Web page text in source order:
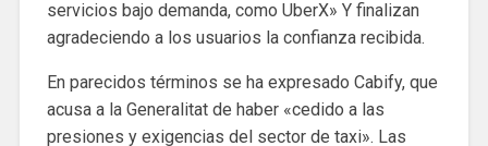
servicios bajo demanda, como UberX» Y finalizan
agradeciendo a los usuarios la confianza recibida.
En parecidos términos se ha expresado Cabify, que
acusa a la Generalitat de haber «cedido a las
presiones y exigencias del sector de taxi». Las